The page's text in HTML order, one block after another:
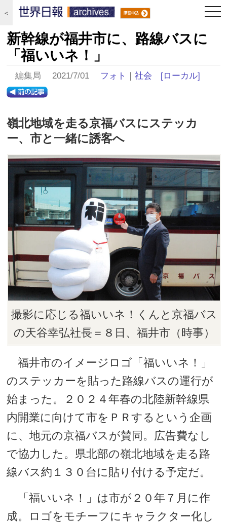
＜
新幹線が福井市に、路線バスに
「福いいネ！」
編集局 2021/7/01 フォト ｜社会 [ローカル]
嶺北地域を走る京福バスにステッカ
ー、市と一緒に誘客へ
撮影に応じる福いいネ！くんと京福バス
の天谷幸弘社長＝８日、福井市（時事）
福井市のイメージロゴ「福いいネ！」
のステッカーを貼った路線バスの運行が
始まった。２０２４年春の北陸新幹線県
内開業に向けて市をＰＲするという企画
に、地元の京福バスが賛同。広告費なし
で協力した。県北部の嶺北地域を走る路
線バス約１３０台に貼り付ける予定だ。
「福いいネ！」は市が２０年７月に作
成。ロゴをモチーフにキャラクター化し